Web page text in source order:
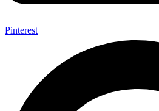
Pinterest